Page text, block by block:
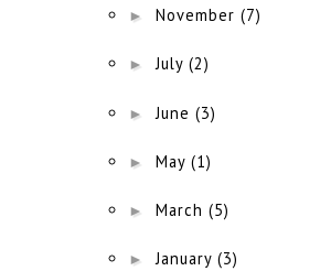
►November(7)
►July(2)
►June(3)
►May(1)
►March(5)
►January(3)